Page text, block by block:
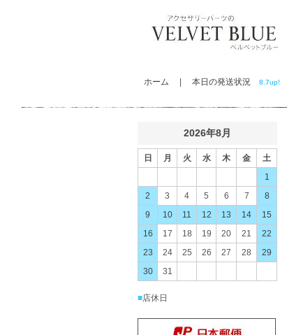
ホーム 本日の発送状況 8.7up!
2026年8月
日 月 火 水 木 金
土
1
2
3 4 5 6 7
8
9
10 11 12 13 14
15
16
17 18 19 20 21
22
23
24 25 26 27 28
29
30
31
■店休日